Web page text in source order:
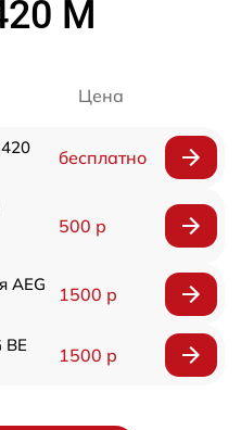
M
Цена
бесплатно
500 р
AEG
1500 р
BE
1500 р